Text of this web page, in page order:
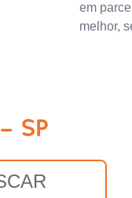
em
melhor,
SP